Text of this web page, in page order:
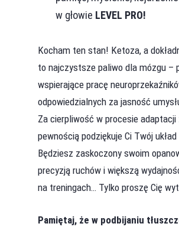
w głowie LEVEL PRO!
Kocham ten stan! Ketoza, a
to najczystsze paliwo dla mózgu –
wspierające pracę
odpowiedzialnych za jasność
Za cierpliwość w procesie adaptacji
pewnością podziękuje Ci Twój
Będziesz zaskoczony swoim
precyzją ruchów i większą
na treningach… Tylko proszę Cię
Pamiętaj, że w podbijaniu